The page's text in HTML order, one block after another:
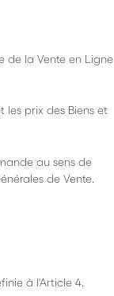
de la Vente en Ligne
les prix des Biens et
au sens de
de Vente.
à l'Article 4.